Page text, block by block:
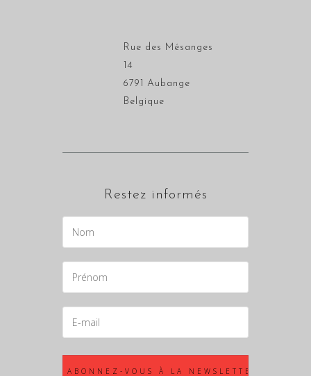
Rue des Mésanges
14
6791 Aubange
Belgique
Restez informés